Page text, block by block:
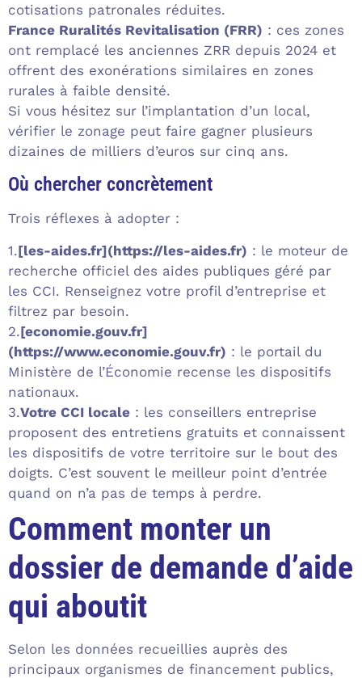
cotisations patronales réduites.
France Ruralités Revitalisation (FRR) : ces zones
ont remplacé les anciennes ZRR depuis 2024 et
offrent des exonérations similaires en zones
rurales à faible densité.
Si vous hésitez sur l’implantation d’un local,
vérifier le zonage peut faire gagner plusieurs
dizaines de milliers d’euros sur cinq ans.
Où chercher concrètement
Trois réflexes à adopter :
1.[les-aides.fr](https://les-aides.fr) : le moteur de
recherche officiel des aides publiques géré par
les CCI. Renseignez votre profil d’entreprise et
filtrez par besoin.
2.[economie.gouv.fr]
(https://www.economie.gouv.fr) : le portail du
Ministère de l’Économie recense les dispositifs
nationaux.
3.Votre CCI locale : les conseillers entreprise
proposent des entretiens gratuits et connaissent
les dispositifs de votre territoire sur le bout des
doigts. C’est souvent le meilleur point d’entrée
quand on n’a pas de temps à perdre.
Comment monter un
dossier de demande d’aide
qui aboutit
Selon les données recueillies auprès des
principaux organismes de financement publics,